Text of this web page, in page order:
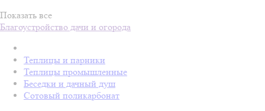
Показать все
Благоустройство дачи и огорода
Теплицы и парники
Теплицы промышленные
Беседки и дачный душ
Сотовый поликарбонат